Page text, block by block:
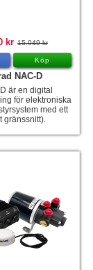
kr 15.049 kr
Köp
NAC-D
är en digital
för elektroniska
med ett
gränssnitt).